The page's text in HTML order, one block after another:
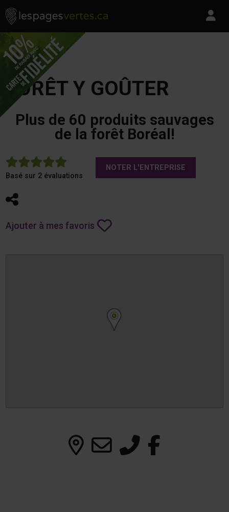
Skip to content
Les Pages Vertes - Go to homepage
FORÊT Y GOÛTER
Plus de 60 produits sauvages
de la forêt Boréal!
5
Basé sur 2 évaluations
NOTER L'ENTREPRISE
Partager
Ajouter à mes favoris